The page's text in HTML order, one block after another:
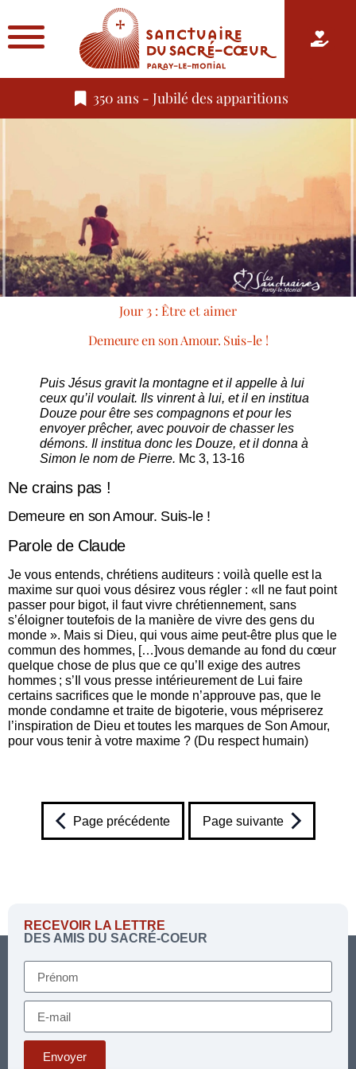
350 ans - Jubilé des apparitions
Jour 3 : Être et aimer
Demeure en son Amour. Suis-le !
Puis Jésus gravit la montagne et il appelle à lui
ceux qu’il voulait. Ils vinrent à lui, et il en institua
Douze pour être ses compagnons et pour les
envoyer prêcher, avec pouvoir de chasser les
démons. Il institua donc les Douze, et il donna à
Simon le nom de Pierre. Mc 3, 13-16
Ne crains pas !
Demeure en son Amour. Suis-le !
Parole de Claude
Je vous entends, chrétiens auditeurs : voilà quelle est la
maxime sur quoi vous désirez vous régler : «Il ne faut point
passer pour bigot, il faut vivre chrétiennement, sans
s’éloigner toutefois de la manière de vivre des gens du
monde ». Mais si Dieu, qui vous aime peut-être plus que le
commun des hommes, […]vous demande au fond du cœur
quelque chose de plus que ce qu’Il exige des autres
hommes ; s’Il vous presse intérieurement de Lui faire
certains sacrifices que le monde n’approuve pas, que le
monde condamne et traite de bigoterie, vous mépriserez
l’inspiration de Dieu et toutes les marques de Son Amour,
pour vous tenir à votre maxime ? (Du respect humain)
Page précédente Page suivante
RECEVOIR LA LETTRE
DES AMIS DU SACRÉ-COEUR
Envoyer